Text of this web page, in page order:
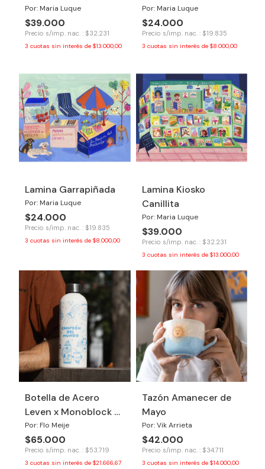
Por: Maria Luque
$39.000
Precio s/imp. nac. : $32.231
3 cuotas sin interés de $13.000,00
Por: Maria Luque
$24.000
Precio s/imp. nac. : $19.835
3 cuotas sin interés de $8.000,00
Lamina Garrapiñada
Por: Maria Luque
$24.000
Precio s/imp. nac. : $19.835
3 cuotas sin interés de $8.000,00
Lamina Kiosko
Canillita
Por: Maria Luque
$39.000
Precio s/imp. nac. : $32.231
3 cuotas sin interés de $13.000,00
Botella de Acero
Leven x Monoblock -
Argentina Campeón
Por: Flo Meije
$65.000
Precio s/imp. nac. : $53.719
3 cuotas sin interés de $21.666,67
Tazón Amanecer de
Mayo
Por: Vik Arrieta
$42.000
Precio s/imp. nac. : $34.711
3 cuotas sin interés de $14.000,00